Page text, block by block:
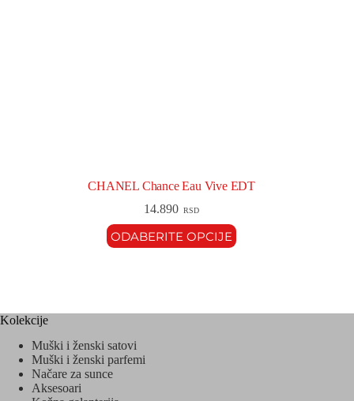
CHANEL Chance Eau Vive EDT
14.890 RSD
ODABERITE OPCIJE
Kolekcije
Muški i ženski satovi
Muški i ženski parfemi
Načare za sunce
Aksesoari